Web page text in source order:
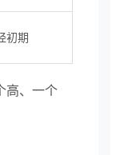
初期
高、一个